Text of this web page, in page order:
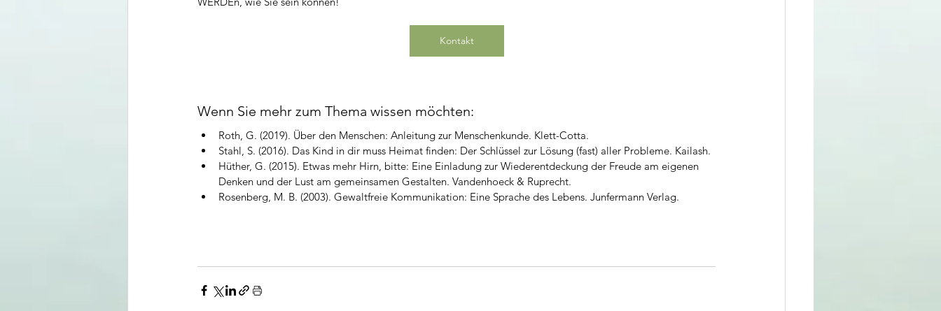
Kontakt
Wenn Sie mehr zum Thema wissen möchten:
Roth, G. (2019). Über den Menschen: Anleitung zur Menschenkunde. Klett-Cotta.
Stahl, S. (2016). Das Kind in dir muss Heimat finden: Der Schlüssel zur Lösung (fast) aller Probleme. Kailash.
Hüther, G. (2015). Etwas mehr Hirn, bitte: Eine Einladung zur Wiederentdeckung der Freude am eigenen
Denken und der Lust am gemeinsamen Gestalten. Vandenhoeck & Ruprecht.
Rosenberg, M. B. (2003). Gewaltfreie Kommunikation: Eine Sprache des Lebens. Junfermann Verlag.